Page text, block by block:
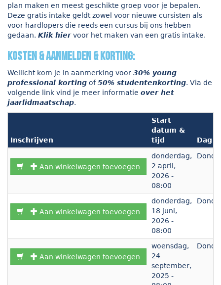
plan maken en meest geschikte groep voor je bepalen.
Deze gratis intake geldt zowel voor nieuwe cursisten als
voor hardlopers die reeds een cursus bij ons hebben
gedaan. Klik hiervoor het maken van een gratis intake.
kosten & aanmelden & korting:
Wellicht kom je in aanmerking voor 30% young
professional korting of50% studentenkorting. Via de
volgende link vind je meer informatie over het
jaarlidmaatschap.
Inschrijven
Start
datum &
tijd
Dag
Aan winkelwagen toevoegen
donderdag,
2 april,
2026 -
08:00
Aan winkelwagen toevoegen
donderdag,
18 juni,
2026 -
08:00
Aan winkelwagen toevoegen
woensdag,
24
september,
2025 -